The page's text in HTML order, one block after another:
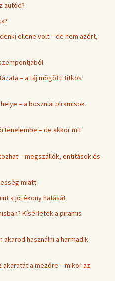
autód?
ellene volt – de nem azért,
– a táj mögötti titkos
– a boszniai piramisok
– de akkor mit
– megszállók, entitások és
miatt
a jótékony hatását
Kísérletek a piramis
használni a harmadik
a mezőre – mikor az